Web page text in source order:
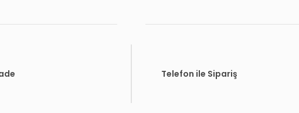
Gönder
Telefon ile Sipariş